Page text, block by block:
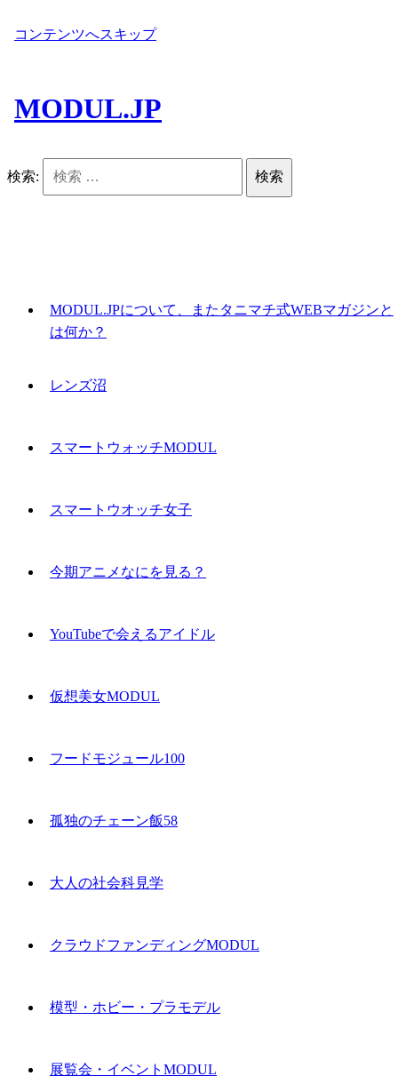
コンテンツへスキップ
MODUL.JP
検索:
MODUL.JPについて、またタニマチ式WEBマガジンと
は何か？
レンズ沼
スマートウォッチMODUL
スマートウオッチ女子
今期アニメなにを見る？
YouTubeで会えるアイドル
仮想美女MODUL
フードモジュール100
孤独のチェーン飯58
大人の社会科見学
クラウドファンディングMODUL
模型・ホビー・プラモデル
展覧会・イベントMODUL